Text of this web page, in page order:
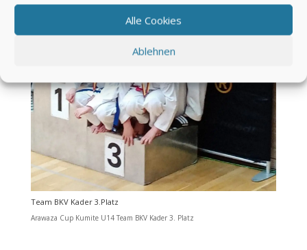
Alle Cookies
Ablehnen
Team BKV Kader 3.Platz
Arawaza Cup Kumite U14 Team BKV Kader 3. Platz